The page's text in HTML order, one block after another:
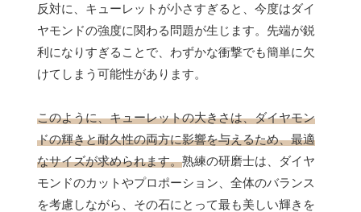
反対に、キューレットが小さすぎると、今度はダイ
ヤモンドの強度に関わる問題が生じます。先端が鋭
利になりすぎることで、わずかな衝撃でも簡単に欠
けてしまう可能性があります。
このように、キューレットの大きさは、ダイヤモン
ドの輝きと耐久性の両方に影響を与えるため、最適
なサイズが求められます。熟練の研磨士は、ダイヤ
モンドのカットやプロポーション、全体のバランス
を考慮しながら、その石にとって最も美しい輝きを